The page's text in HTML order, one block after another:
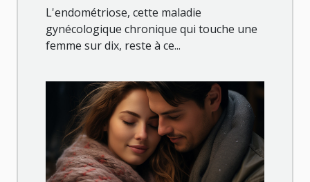
L'endométriose, cette maladie
gynécologique chronique qui touche une
femme sur dix, reste à ce...